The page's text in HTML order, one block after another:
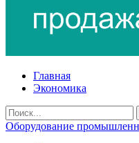
Главная
Экономика
Оборудование